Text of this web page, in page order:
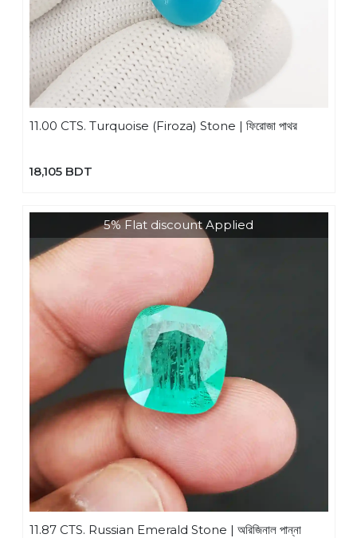
11.00 CTS. Turquoise (Firoza) Stone | ফিরোজা পাথর
18,105 BDT
5% Flat discount Applied
11.87 CTS. Russian Emerald Stone | অরিজিনাল পান্না